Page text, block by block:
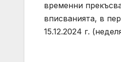
временни
вписванията, в
15.12.2024 г.